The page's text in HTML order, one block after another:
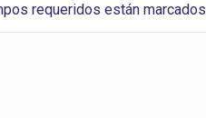
requeridos están marcados